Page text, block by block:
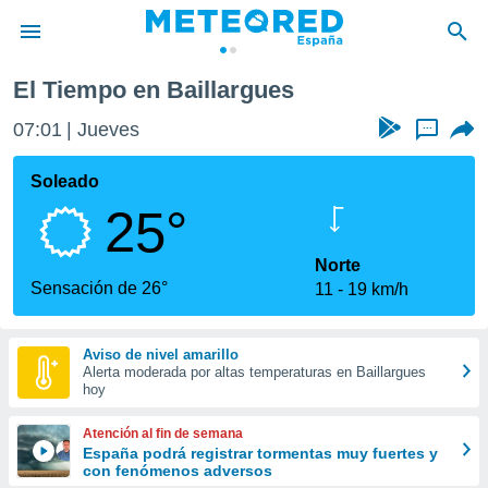
de
por
que se
calidad.
a este
las
y
forma
digital
basada
El Tiempo en Baillargues
07:01 Jueves ...
Soleado
25°
Sensación de 26°
Norte
11
19 km/h
Aviso de nivel amarillo
Alerta moderada por altas temperaturas en Baillargues
hoy
Atención al fin de semana
España podrá registrar tormentas muy fuertes y
con fenómenos adversos